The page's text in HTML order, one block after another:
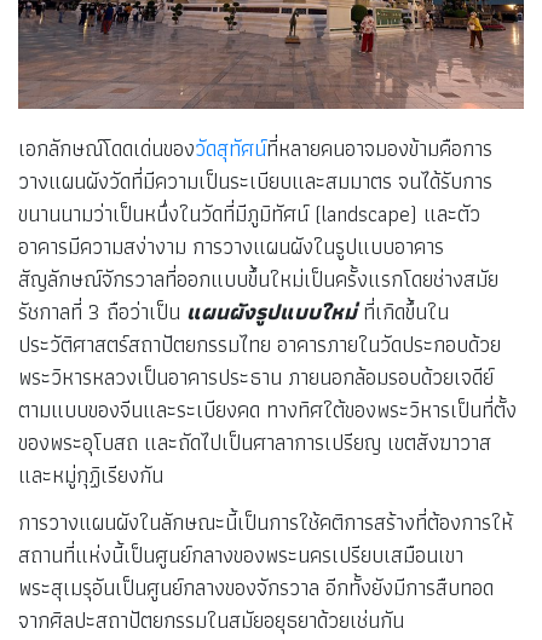
เอกลักษณ์โดดเด่นของวัดสุทัศน์ที่หลายคนอาจมองข้ามคือการ
วางแผนผังวัดที่มีความเป็นระเบียบและสมมาตร จนได้รับการ
ขนานนามว่าเป็นหนึ่งในวัดที่มีภูมิทัศน์ (landscape) และตัว
อาคารมีความสง่างาม การวางแผนผังในรูปแบบอาคาร
สัญลักษณ์จักรวาลที่ออกแบบขึ้นใหม่เป็นครั้งแรกโดยช่างสมัย
รัชกาลที่ 3 ถือว่าเป็น แผนผังรูปแบบใหม่ที่เกิดขึ้นใน
ประวัติศาสตร์สถาปัตยกรรมไทย อาคารภายในวัดประกอบด้วย
พระวิหารหลวงเป็นอาคารประธาน ภายนอกล้อมรอบด้วยเจดีย์
ตามแบบของจีนและระเบียงคด ทางทิศใต้ของพระวิหารเป็นที่ตั้ง
ของพระอุโบสถ และถัดไปเป็นศาลาการเปรียญ เขตสังฆาวาส
และหมู่กุฏิเรียงกัน
การวางแผนผังในลักษณะนี้เป็นการใช้คติการสร้างที่ต้องการให้
สถานที่แห่งนี้เป็นศูนย์กลางของพระนครเปรียบเสมือนเขา
พระสุเมรุอันเป็นศูนย์กลางของจักรวาล อีกทั้งยังมีการสืบทอด
จากศิลปะสถาปัตยกรรมในสมัยอยุธยาด้วยเช่นกัน